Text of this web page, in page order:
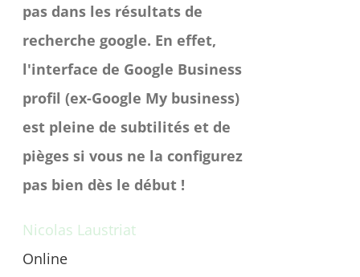
pas dans les résultats de
recherche google. En effet,
l'interface de Google Business
profil (ex-Google My business)
est pleine de subtilités et de
pièges si vous ne la configurez
pas bien dès le début !
Nicolas Laustriat
Online